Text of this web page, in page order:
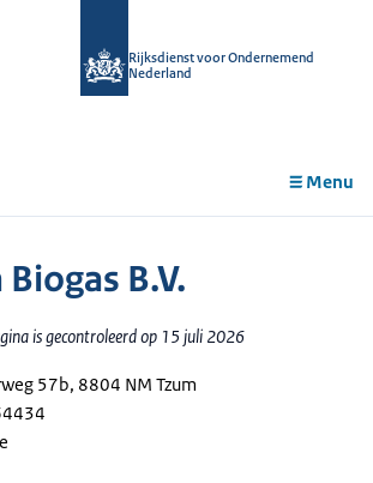
Rijksdienst voor Ondernemend
Nederland
Menu
B.V.
is gecontroleerd op 15 juli 2026
57b, 8804 NM Tzum